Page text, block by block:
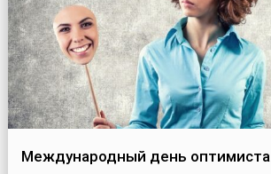
Международный день оптимиста